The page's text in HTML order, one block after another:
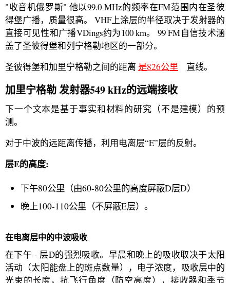
"收音机俄罗斯" 他以99.0 MHz的频率在FM范围内在圣彼
得堡广播，质量很高。 VHF上涂层的半径取决于发射器的
直接可见性和广播VDings约为100 km。 99 FM自信技术涵
盖了圣彼得堡和列宁格勒地区的一部分。
圣彼得堡和加里宁格勒之间的距离 是826公里 直线。
加里宁格勒 发射器549 kHz的远端接收
下一个文本是基于事实和材料的研究（不是建模）的预
测。
对于中波的远距离传播，利用电离层“E”层的反射。
层E的高度:
下午80公里（由60-80公里的高度屏蔽D层D）
晚上100-110公里（不屏蔽E层）。
在电离层中的中波吸收
在下午 - 层D的强烈吸收。早晨和晚上的吸收取决于太阳
活动（太阳能盘上的斑点数量），电子浓度，吸收层中的
光束的长度，抗飞行角度（防空高度），接收器和季节